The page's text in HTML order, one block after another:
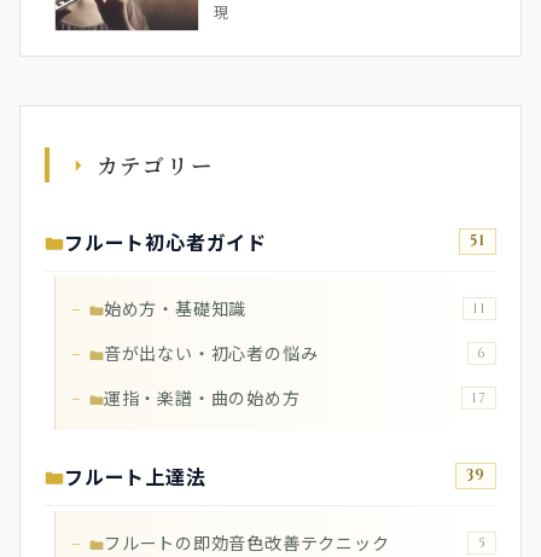
現
カテゴリー
フルート初心者ガイド 51
始め方・基礎知識 11
音が出ない・初心者の悩み 6
運指・楽譜・曲の始め方 17
フルート上達法 39
フルートの即効音色改善テクニック 5